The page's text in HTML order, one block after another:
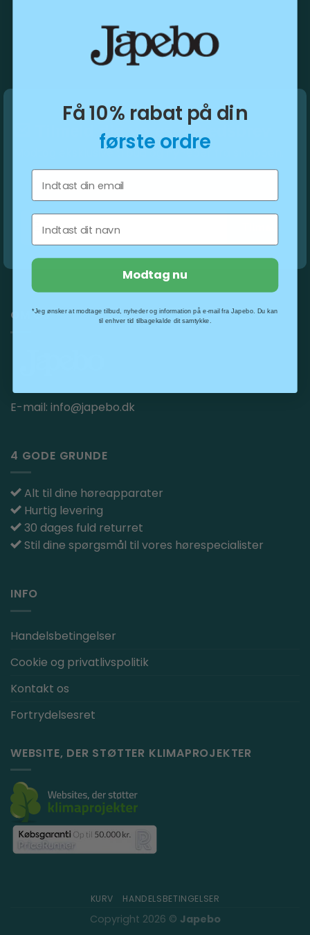
Tilmeld dig vores nyhedsbrev
Modtag eksklusive tilbud og nyheder fra shoppen.
OM OS
E-mail: info@japebo.dk
4 GODE GRUNDE
Alt til dine høreapparater
Hurtig levering
30 dages fuld returret
Stil dine spørgsmål til vores hørespecialister
INFO
Handelsbetingelser
Cookie og privatlivspolitik
Kontakt os
Fortrydelsesret
WEBSITE, DER STØTTER KLIMAPROJEKTER
KURV HANDELSBETINGELSER
Copyright 2026 © Japebo
Få 10% rabat på din
første ordre
Modtag nu
*Jeg ønsker at modtage tilbud, nyheder og information på e-mail fra Japebo. Du kan
til enhver tid tilbagekalde dit samtykke.